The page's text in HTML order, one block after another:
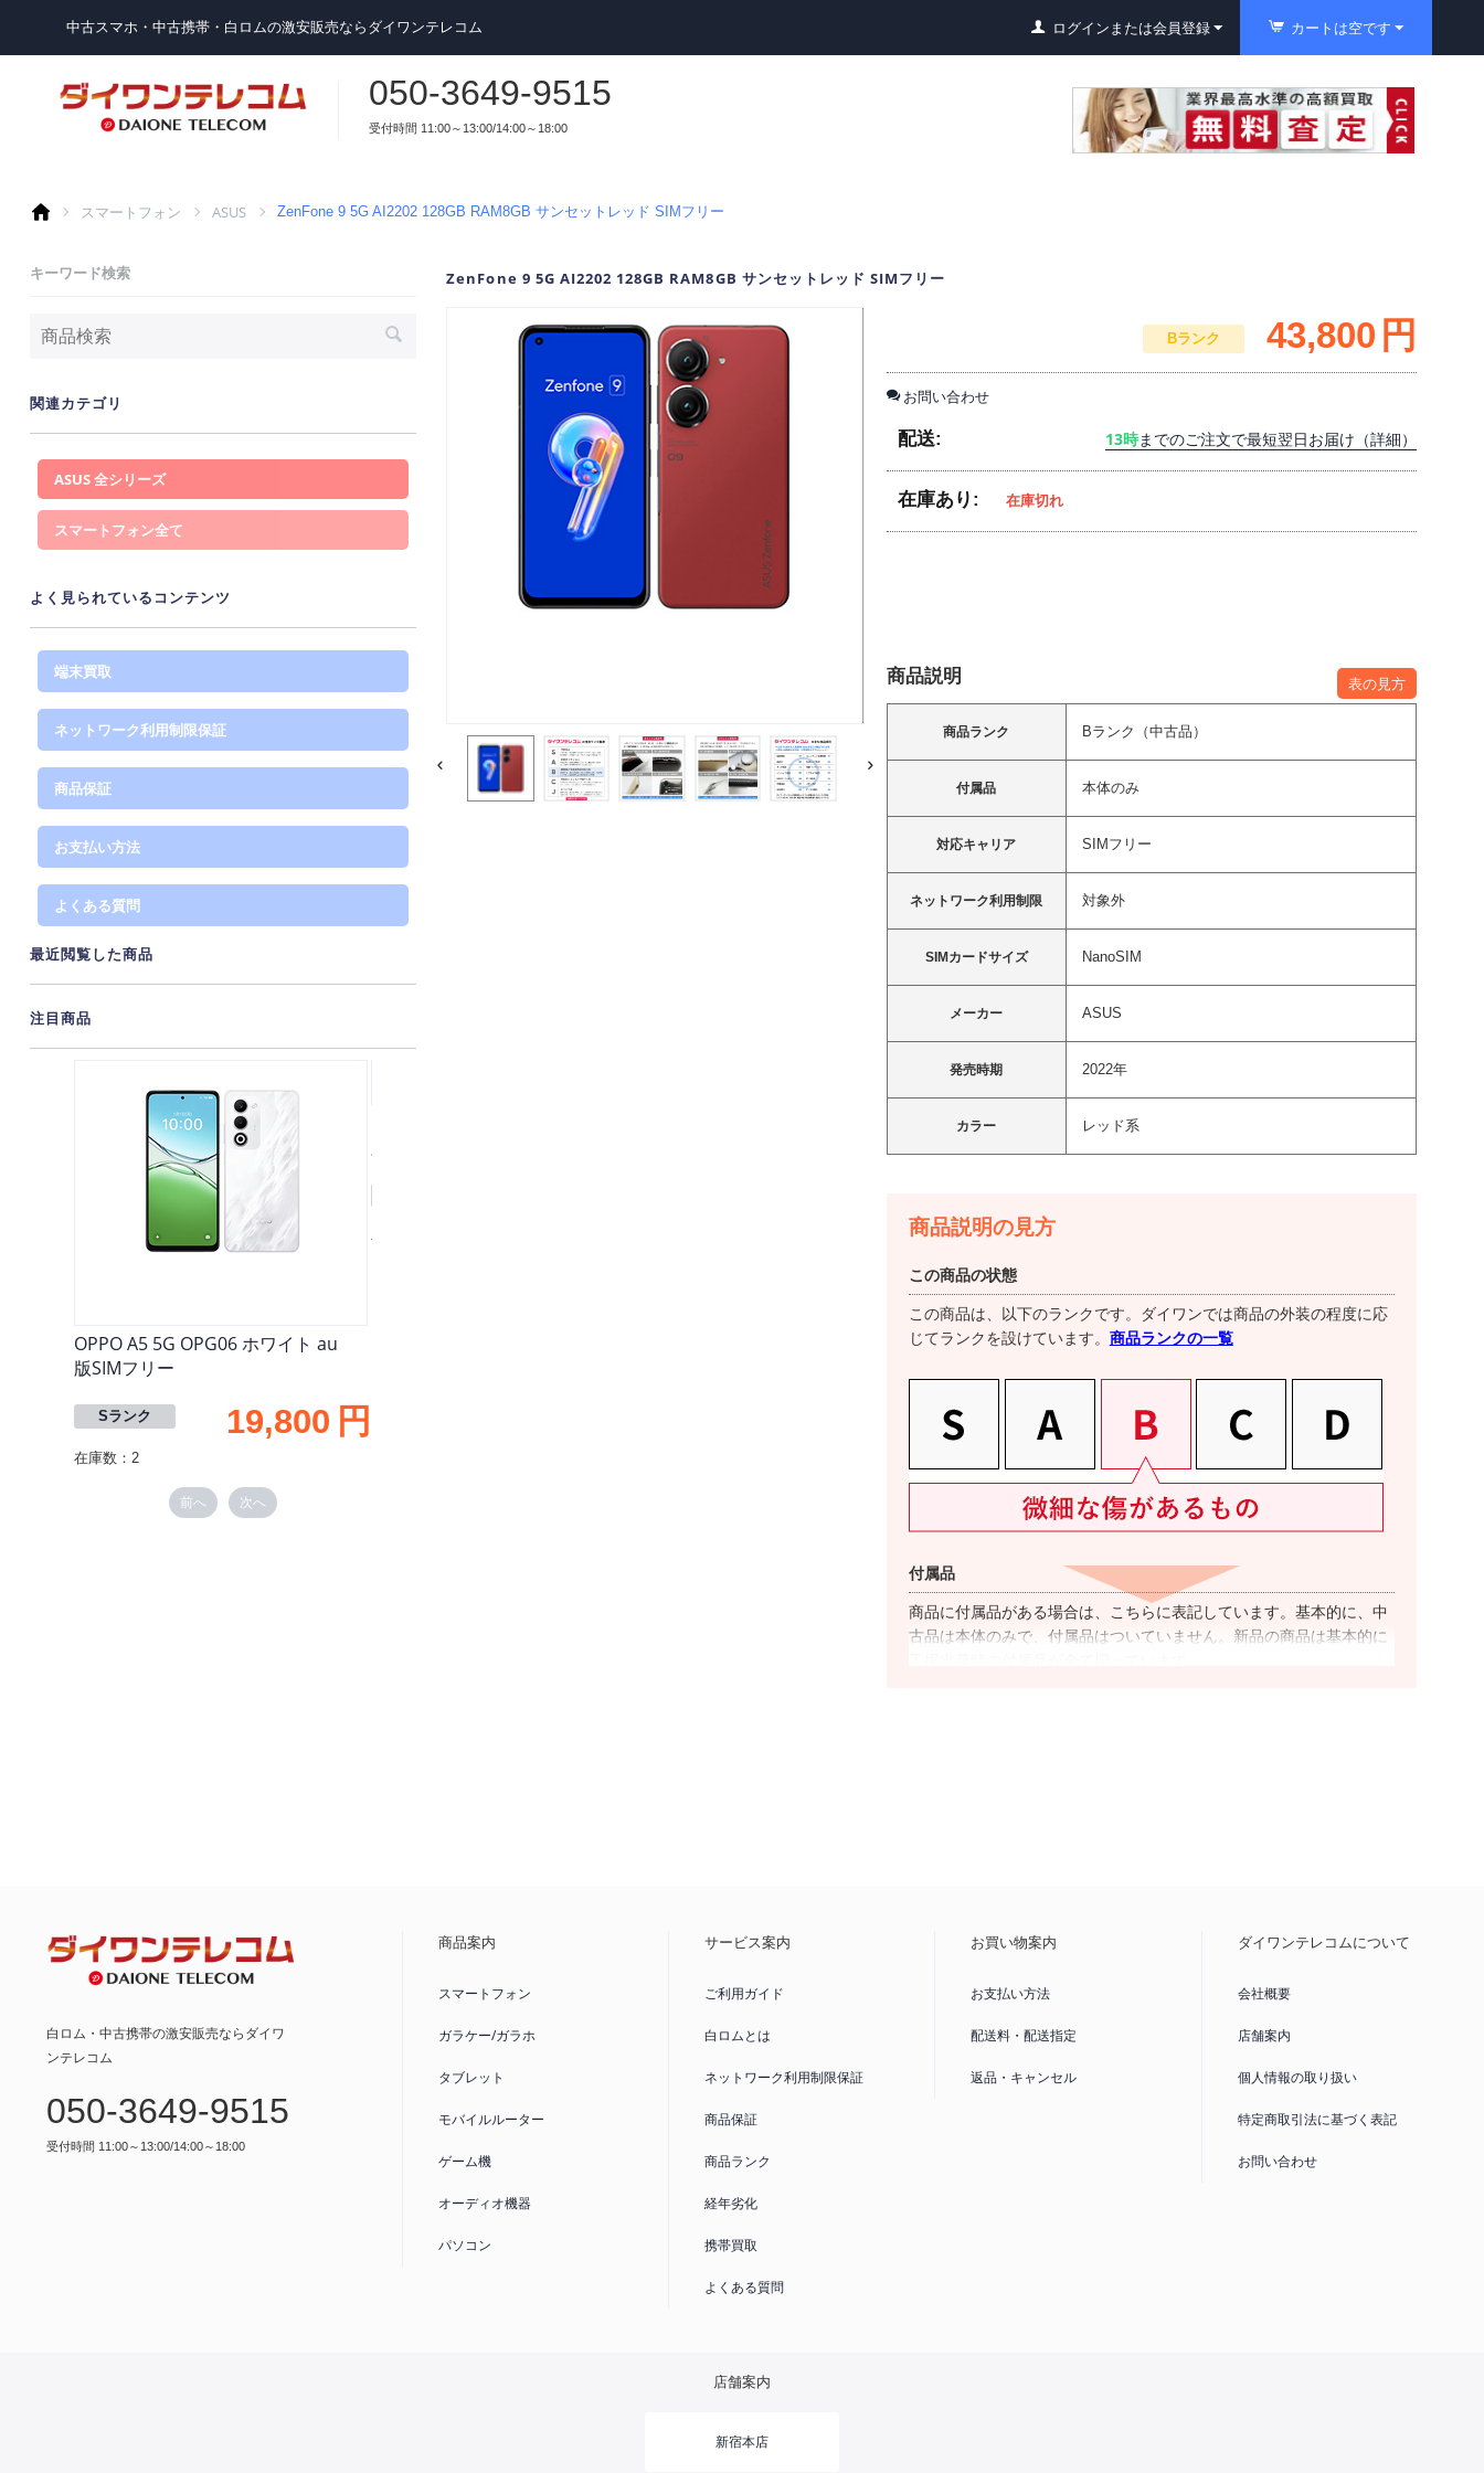
中古スマホ・中古携帯・白ロムの激安販売ならダイワンテレコム ログインまたは会員登録 カートは空です
050-3649-9515
受付時間 11:00～13:00/14:00～18:00
スマートフォン ASUS ZenFone 9 5G AI2202 128GB RAM8GB サンセットレッド SIMフリー
キーワード検索
関連カテゴリ
スマートフォン
ASUS
よく見られているコンテンツ
端末買取
ネットワーク利用制限保証
商品保証
お支払い方法
よくある質問
最近閲覧した商品
注目商品
OPPO A5 5G OPG06 ホワイト au
版SIMフリー
Sランク 19,800 円
在庫数：2
版SIMフリー
在庫数：1
GPS+Cellular チタニウムケース
83,800円
前へ 次へ
ZenFone 9 5G AI2202 128GB RAM8GB サンセットレッド SIMフリー
Bランク 43,800 円
お問い合わせ
配送: 13時までのご注文で最短翌日お届け（詳細）
在庫あり: 在庫切れ
商品説明 表の見方
商品ランク Bランク（中古品）
付属品 本体のみ
対応キャリア SIMフリー
ネットワーク利用制限 対象外
SIMカードサイズ NanoSIM
メーカー ASUS
発売時期 2022年
カラー レッド系
商品説明の見方
この商品の状態
この商品は、以下のランクです。ダイワンでは商品の外装の程度に応
じてランクを設けています。 商品ランクの一覧
付属品
商品に付属品がある場合は、こちらに表記しています。基本的に、中
古品は本体のみで、付属品はついていません。新品の商品は基本的に
「▲」が表示されている場合、この端末を元々の所有者が購入した時
線利用の場合は影響を受けません。「○」表示は、端末代支払いが完
了しており利用制限の対象ではありません。詳しくはネットワーク利
白ロム・中古携帯の激安販売ならダイワ
ンテレコム
050-3649-9515
受付時間 11:00～13:00/14:00～18:00
商品案内
スマートフォン
ガラケー/ガラホ
タブレット
モバイルルーター
ゲーム機
オーディオ機器
パソコン
サービス案内
ご利用ガイド
白ロムとは
ネットワーク利用制限保証
商品保証
商品ランク
経年劣化
携帯買取
よくある質問
お買い物案内
お支払い方法
配送料・配送指定
返品・キャンセル
ダイワンテレコムについて
会社概要
店舗案内
個人情報の取り扱い
特定商取引法に基づく表記
お問い合わせ
店舗案内
新宿本店